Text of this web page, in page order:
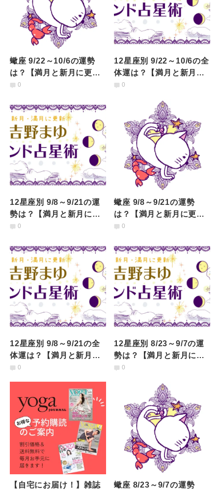
蠍座 9/22～10/6の運勢
は？【満月と新月に更
新！インド占星術】
0
12星座別 9/22～10/6の全
体運は？【満月と新月に
更新！インド占星術】
0
12星座別 9/8～9/21の運
勢は？【満月と新月に更
新！インド占星術】
0
蠍座 9/8～9/21の運勢
は？【満月と新月に更
新！インド占星術】
0
12星座別 9/8～9/21の全
体運は？【満月と新月に
更新！インド占星術】
0
12星座別 8/23～9/7の運
勢は？【満月と新月に更
新！インド占星術】
0
【自宅にお届け！】雑誌 蠍座 8/23～9/7の運勢